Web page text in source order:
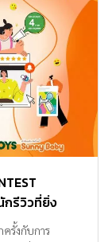
กรีวิวที่ยิ่ง
ครั้งกับการ